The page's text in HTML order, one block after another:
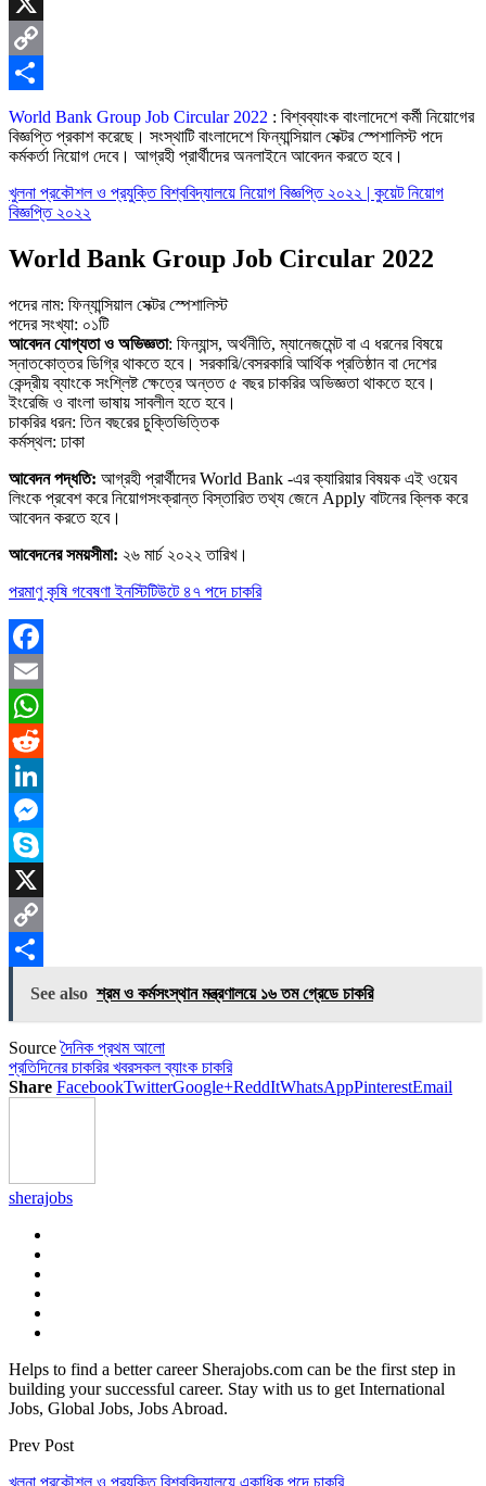
X
Copy
Link
Share
World Bank Group Job Circular 2022 : বিশ্বব্যাংক বাংলাদেশে কর্মী নিয়োগের
বিজ্ঞপ্তি প্রকাশ করেছে। সংস্থাটি বাংলাদেশে ফিন্যান্সিয়াল সেক্টর স্পেশালিস্ট পদে
কর্মকর্তা নিয়োগ দেবে। আগ্রহী প্রার্থীদের অনলাইনে আবেদন করতে হবে।
খুলনা প্রকৌশল ও প্রযুক্তি বিশ্ববিদ্যালয়ে নিয়োগ বিজ্ঞপ্তি ২০২২ | কুয়েট নিয়োগ
বিজ্ঞপ্তি ২০২২
World Bank Group Job Circular 2022
পদের নাম: ফিন্যান্সিয়াল সেক্টর স্পেশালিস্ট
পদের সংখ্যা: ০১টি
আবেদন যোগ্যতা ও অভিজ্ঞতা: ফিন্যান্স, অর্থনীতি, ম্যানেজমেন্ট বা এ ধরনের বিষয়ে
স্নাতকোত্তর ডিগ্রি থাকতে হবে। সরকারি/বেসরকারি আর্থিক প্রতিষ্ঠান বা দেশের
কেন্দ্রীয় ব্যাংকে সংশ্লিষ্ট ক্ষেত্রে অন্তত ৫ বছর চাকরির অভিজ্ঞতা থাকতে হবে।
ইংরেজি ও বাংলা ভাষায় সাবলীল হতে হবে।
চাকরির ধরন: তিন বছরের চুক্তিভিত্তিক
কর্মস্থল: ঢাকা
আবেদন পদ্ধতি: আগ্রহী প্রার্থীদের World Bank -এর ক্যারিয়ার বিষয়ক এই ওয়েব
লিংকে প্রবেশ করে নিয়োগসংক্রান্ত বিস্তারিত তথ্য জেনে Apply বাটনের ক্লিক করে
আবেদন করতে হবে।
আবেদনের সময়সীমা: ২৬ মার্চ ২০২২ তারিখ।
পরমাণু কৃষি গবেষণা ইনস্টিটিউটে ৪৭ পদে চাকরি
Facebook
Email
WhatsApp
Reddit
LinkedIn
Messenger
Skype
X
Copy
Link
Share
See also শ্রম ও কর্মসংস্থান মন্ত্রণালয়ে ১৬ তম গ্রেডে চাকরি
Source দৈনিক প্রথম আলো
প্রতিদিনের চাকরির খবরসকল ব্যাংক চাকরি
Share FacebookTwitterGoogle+ReddItWhatsAppPinterestEmail
sherajobs
Helps to find a better career Sherajobs.com can be the first step in
building your successful career. Stay with us to get International
Jobs, Global Jobs, Jobs Abroad.
Prev Post
খুলনা প্রকৌশল ও প্রযুক্তি বিশ্ববিদ্যালয়ে একাধিক পদে চাকরি